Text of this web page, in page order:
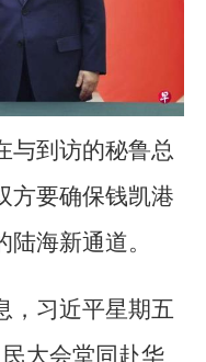
与到访的秘鲁总
方要确保钱凯港
海新通道。
，习近平星期五
民大会堂同赴华